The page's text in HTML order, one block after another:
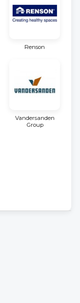
Renson
Vandersanden
Group